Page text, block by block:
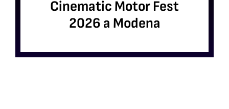
Cinematic Motor Fest
2026 a Modena